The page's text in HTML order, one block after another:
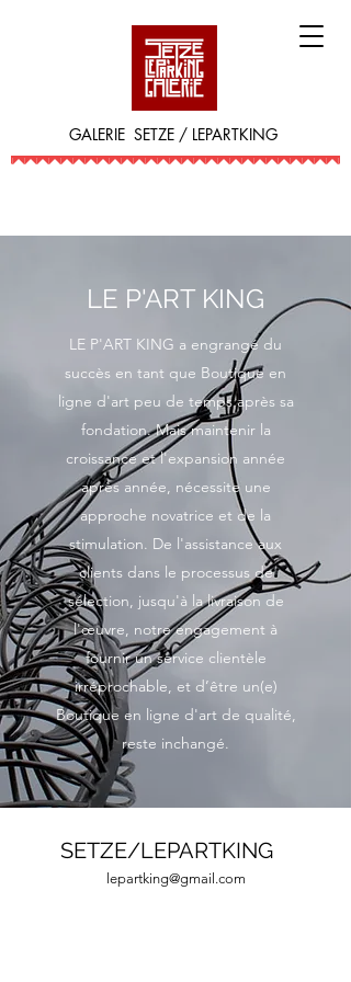
GALERIE SETZE / LEPARTKING
LE P'ART KING
LE P'ART KING a engrangé du
succès en tant que Boutique en
ligne d'art peu de temps après sa
fondation. Mais maintenir la
croissance et l'expansion année
après année, nécessite une
approche novatrice et de la
stimulation. De l'assistance aux
clients dans le processus de
sélection, jusqu'à la livraison de
l'œuvre, notre engagement à
fournir un service clientèle
irréprochable, et d’être un(e)
Boutique en ligne d'art de qualité,
reste inchangé.
SETZE/LEPARTKING
lepartking@gmail.com